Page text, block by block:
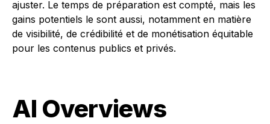
ajuster. Le temps de préparation est compté, mais les
gains potentiels le sont aussi, notamment en matière
de visibilité, de crédibilité et de monétisation équitable
pour les contenus publics et privés.
AI Overviews